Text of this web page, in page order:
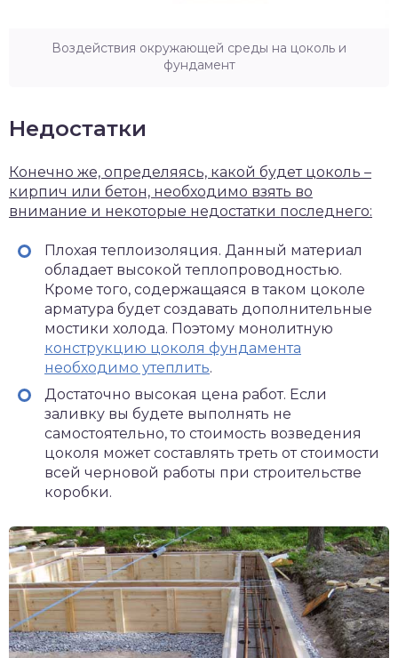
Воздействия окружающей среды на цоколь и
фундамент
Недостатки
Конечно же, определяясь, какой будет цоколь –
кирпич или бетон, необходимо взять во
внимание и некоторые недостатки последнего:
Плохая теплоизоляция. Данный материал
обладает высокой теплопроводностью.
Кроме того, содержащаяся в таком цоколе
арматура будет создавать дополнительные
мостики холода. Поэтому монолитную
конструкцию цоколя фундамента
необходимо утеплить.
Достаточно высокая цена работ. Если
заливку вы будете выполнять не
самостоятельно, то стоимость возведения
цоколя может составлять треть от стоимости
всей черновой работы при строительстве
коробки.